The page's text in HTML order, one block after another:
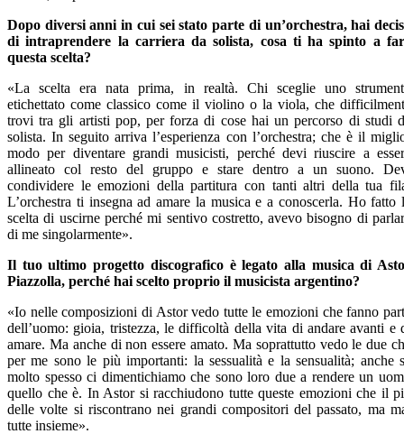
Dopo diversi anni in cui sei stato parte di un’orchestra, hai
di intraprendere la carriera da solista, cosa ti ha spinto a
questa scelta?
«La scelta era nata prima, in realtà. Chi sceglie uno
etichettato come classico come il violino o la viola, che
trovi tra gli artisti pop, per forza di cose hai un percorso di studi
solista. In seguito arriva l’esperienza con l’orchestra; che è il
modo per diventare grandi musicisti, perché devi riuscire a
allineato col resto del gruppo e stare dentro a un suono.
condividere le emozioni della partitura con tanti altri della tua
L’orchestra ti insegna ad amare la musica e a conoscerla. Ho fatto
scelta di uscirne perché mi sentivo costretto, avevo bisogno di
di me singolarmente».
Il tuo ultimo progetto discografico è legato alla musica di
Piazzolla, perché hai scelto proprio il musicista argentino?
«Io nelle composizioni di Astor vedo tutte le emozioni che fanno
dell’uomo: gioia, tristezza, le difficoltà della vita di andare avanti e
amare. Ma anche di non essere amato. Ma soprattutto vedo le due
per me sono le più importanti: la sessualità e la sensualità; anche
molto spesso ci dimentichiamo che sono loro due a rendere un
quello che è. In Astor si racchiudono tutte queste emozioni che il
delle volte si riscontrano nei grandi compositori del passato, ma
tutte insieme».